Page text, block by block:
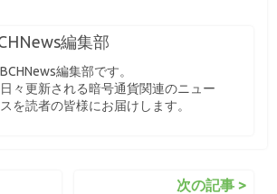
編集部
BCHNews編集部です。
日々更新される暗号通貨関連のニュー
スを読者の皆様にお届けします。
次の記事 >